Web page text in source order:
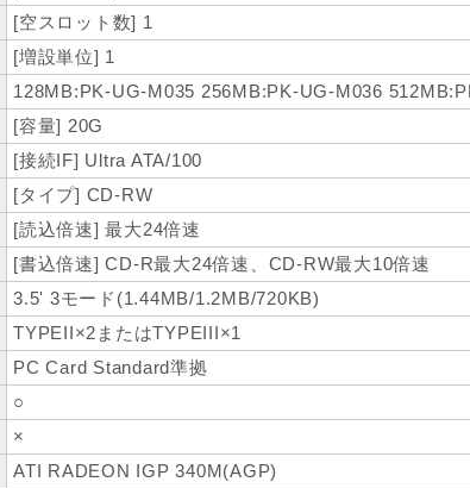
[空スロット数] 1
[増設単位] 1
128MB:PK-UG-M035 256MB:PK-UG-M036
[容量] 20G
[接続IF] Ultra ATA/100
[タイプ] CD-RW
[読込倍速] 最大24倍速
[書込倍速] CD-R最大24倍速、CD-RW最大10倍速
3.5' 3モード(1.44MB/1.2MB/720KB)
TYPEII×2またはTYPEIII×1
PC Card Standard準拠
○
×
ATI RADEON IGP 340M(AGP)